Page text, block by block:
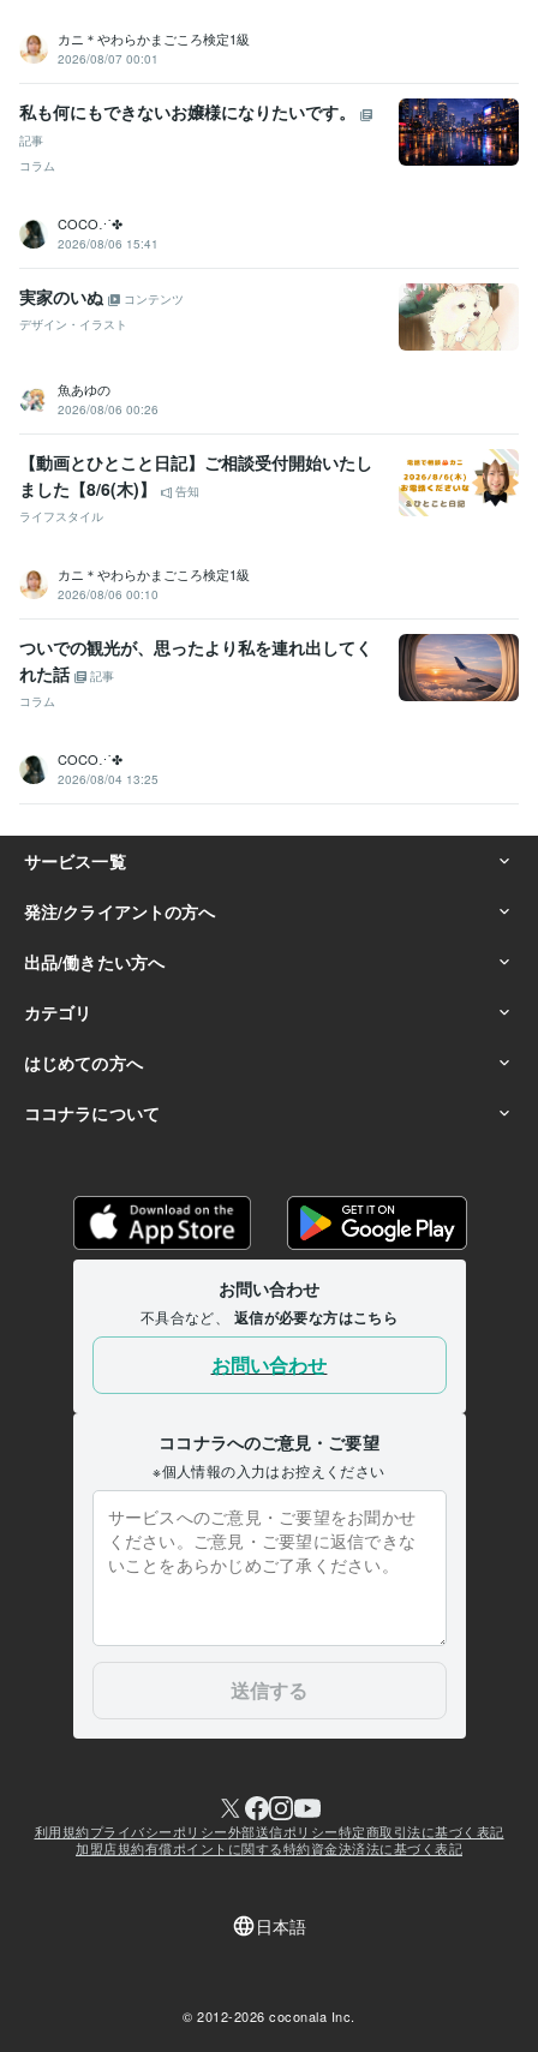
カニ＊やわらかまごころ検定1級
2026/08/07 00:01
私も何にもできないお嬢様になりたいです。
記事
コラム
COCO⋰✤
2026/08/06 15:41
実家のいぬ
コンテンツ
デザイン・イラスト
魚あゆの
2026/08/06 00:26
【動画とひとこと日記】ご相談受付開始いたし
ました【8/6(木)】
告知
ライフスタイル
カニ＊やわらかまごころ検定1級
2026/08/06 00:10
ついでの観光が、思ったより私を連れ出してく
れた話
記事
コラム
COCO⋰✤
2026/08/04 13:25